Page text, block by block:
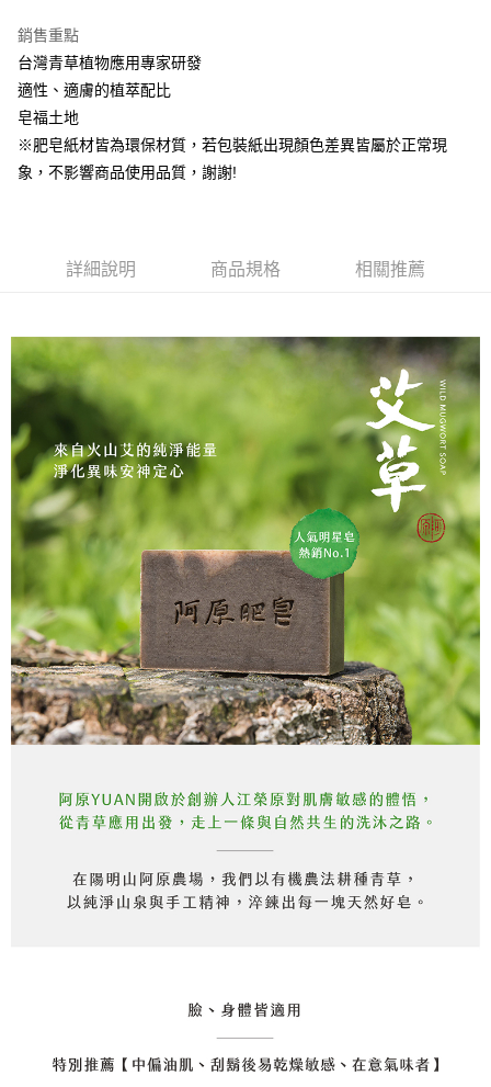
大哥付你分期
相關說明
【大哥付你分期使用說明】
1.本服務由台灣大哥大提供，台灣大哥大用戶可立即使用無須另外申請。
2.付款方式選擇「大哥付你分期」，訂單成立後會自動跳轉到大哥付的交易
流程，驗證手機門號後，選擇欲分期的期數、繳款截止日，確認付款後即完
成交易。
3.實際核准額度、可分期數及費用金額請依後續交易確認頁面所載為準。
1.分期款項不併入電信帳單，「大哥付你分期」於每月結算日後寄送繳費提
【注意事項】
1.本服務係由「台灣大哥大股份有限公司」（以下簡稱本公司）所提供，讓
用戶於交易時，得透過本服務購買商品或服務，並由商店將買賣／分期付款
買賣價金債權讓與本公司後，依約使用本公司帳單繳交帳款。
2.基於同意付款使用「大哥付你分期」之契約關係目的，商店將以您的個人
資料（包含姓名、電話或地址）提供予台灣大哥大進項蒐集、處理及利用，
由本公司與您本人進行分期帳單所需資料之確認、核對及更正。
3.完整用戶服務條款，請詳閱以下連結：
https://oppay.tw/userRule
AFTEE先享後付
相關說明
【關於「AFTEE先享後付」】
AFTEE先享後付是「在收到商品之後才付款」的支付方式。 讓您購物簡單
便利好安心！
【「AFTEE先享後付」結帳流程】
２．訂單成立數日內，您將收到繳費通知簡訊。
３．收到繳費通知簡訊後14天內，點擊此簡訊中的連結，可透過四大超商／
ATM／網路銀行／等多元方式進行付款，方視為交易完成。
※ 請注意：結帳手續完成當下不需立刻繳費，但若您需要取消訂單，請聯絡
購買商品的店家。未經商家同意取消之訂單仍視為有效，需透過AFTEE先享
後付繳納相關費用。
※ 交易是否成功請以「AFTEE先享後付 」之結帳頁面顯示為準，若有關於
是否繳費成功／繳費後需取消欲退款等相關疑問，請聯繫「AFTEE先享後付
客戶支援中心」
https://netprotections.freshdesk.com/support/home
【注意事項】
１．透過由恩沛科技股份有限公司提供之「AFTEE先享後付」服務完成之交
易，需依本服務之必要範圍內提供個人資料，並將交易相關給付款項請求債
權轉讓予恩沛科技股份有限公司。
２．關於個人資料處理事宜，請瀏覽以下網址：
https://aftee.tw/terms/#terms3
３．未成年的使用者請事先徵得法定代理人或監護人之同意方可使用
「AFTEE先享後付」，若未經同意申辦者引起之損失，本公司不負相關責
任。
４．使用「AFTEE先享後付」時，將依據個別帳號之用戶狀況，依本公司即
時審查核予不同之上限額度；若仍有額度不足之情形，本公司將視審查結果
恩沛科技股份有限公司將有權停止該用戶之使用額度並採取法律行動。
每筆NT$100，滿NT$1,000(含以上)免運費
每筆NT$999
⭕超取僅提供付款後7-11取貨
每筆NT$100，滿NT$1,000(含以上)免運費
黑貓宅配｜線上支付
每筆NT$100，滿NT$1,000(含以上)免運費
離島宅配
每筆NT$280，滿NT$3,000(含以上)免運費
銷售重點
台灣青草植物應用專家研發
適性、適膚的植萃配比
皂福土地
※肥皂紙材皆為環保材質，若包裝紙出現顏色差異皆屬於正常現
象，不影響商品使用品質，謝謝!
詳細說明 商品規格 相關推薦